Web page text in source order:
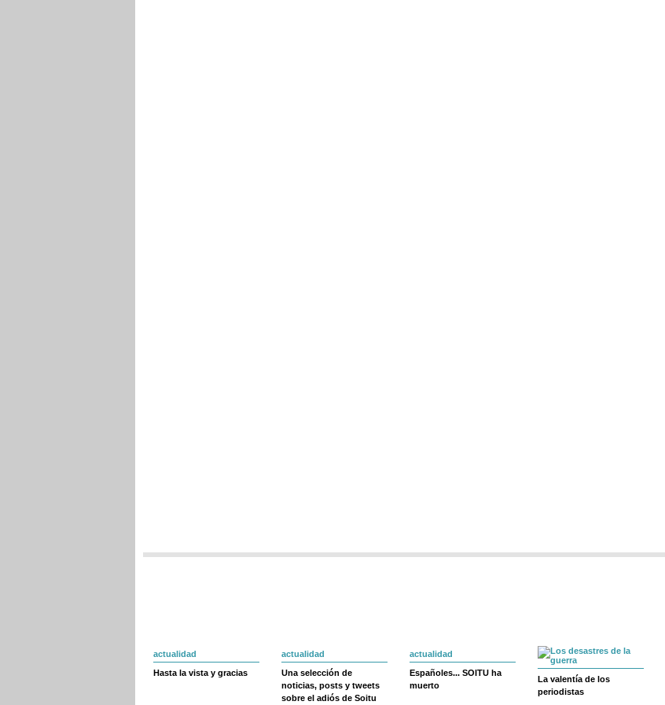
actualidad
Hasta la vista y gracias
actualidad
Una selección de
noticias, posts y tweets
sobre el adiós de Soitu
actualidad
Españoles... SOITU ha
muerto
La valentía de los
periodistas